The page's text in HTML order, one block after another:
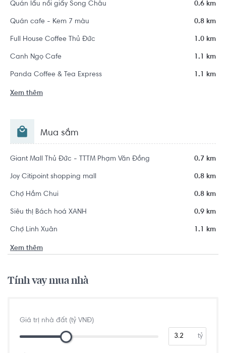
Quán lẩu nồi giấy Song Châu 0.6 km
Quán cafe - Kem 7 màu 0.8 km
Full House Coffee Thủ Đức 1.0 km
Canh Ngọ Cafe 1.1 km
Panda Coffee & Tea Express 1.1 km
Xem thêm
Mua sắm
Giant Mall Thủ Đức - TTTM Phạm Văn Đồng 0.7 km
Joy Citipoint shopping mall 0.8 km
Chợ Hầm Chui 0.8 km
Siêu thị Bách hoá XANH 0.9 km
Chợ Linh Xuân 1.1 km
Xem thêm
Tính vay mua nhà
Giá trị nhà đất (tỷ VNĐ)
tỷ